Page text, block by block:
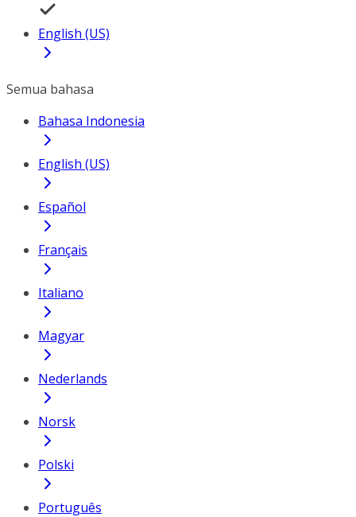
English (US)
Semua bahasa
Bahasa Indonesia
English (US)
Español
Français
Italiano
Magyar
Nederlands
Norsk
Polski
Português